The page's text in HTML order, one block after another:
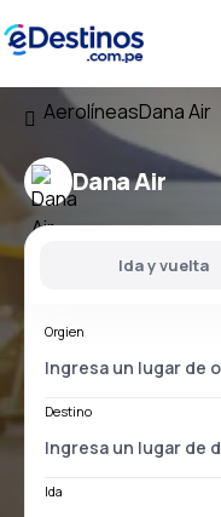
AerolíneasDana Air
Dana Air
Ida y vuelta
Orgien
Destino
Ida